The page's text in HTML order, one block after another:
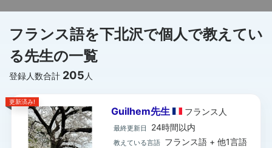
フランス語を下北沢で個人で教えてい
る先生の一覧
登録人数合計 205 人
更新済み!
Guilhem先生 フランス 人
最終更新日 24時間以内
教えている言語 フランス語 + 他1言語